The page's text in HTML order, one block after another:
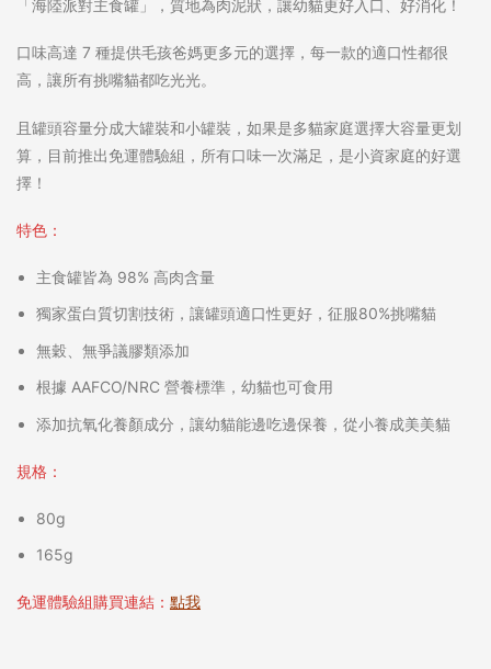
「海陸派對主食罐 」，質地為肉泥狀，讓幼貓更好入口、好消化！
口味高達 7 種提供毛孩爸媽更多元的選擇，每一款的適口性都很
高，讓所有挑嘴貓都吃光光。
且罐頭容量分成大罐裝和小罐裝，如果是多貓家庭選擇大容量更划
算，目前推出免運體驗組，所有口味一次滿足，是小資家庭的好選
擇！
特色：
主食罐皆為 98% 高肉含量
獨家蛋白質切割技術，讓罐頭適口性更好，征服80%挑嘴貓
無穀、無爭議膠類添加
根據 AAFCO/NRC 營養標準，幼貓也可食用
添加抗氧化養顏成分，讓幼貓能邊吃邊保養，從小養成美美貓
規格：
80g
165g
免運體驗組購買連結： 點我